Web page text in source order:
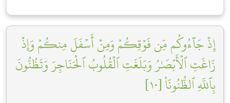
إِذۡ جَآءُوكُم مِّن فَوۡقِكُمۡ وَمِنۡ أَسۡفَلَ مِنكُمۡ وَإِذۡ
زَاغَتِ ٱلۡأَبۡصَٰرُ وَبَلَغَتِ ٱلۡقُلُوبُ ٱلۡحَنَاجِرَ وَتَظُنُّونَ
بِٱللَّهِ ٱلظُّنُونَا۠ [١٠]